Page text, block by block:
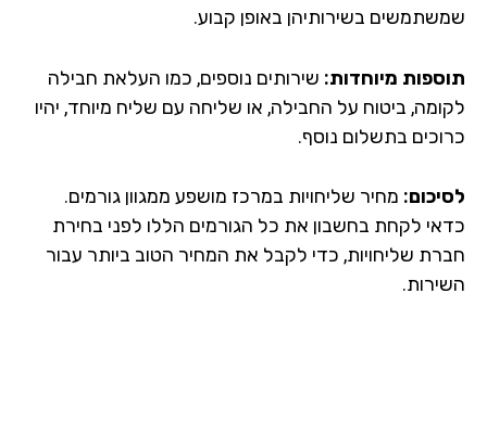
בשירותיהן באופן קבוע.
מיוחדות:שירותים נוספים, כמו העלאת חבילה
ביטוח על החבילה, או שליחה עם שליח מיוחד, יהיו
בתשלום נוסף.
מחיר שליחויות במרכז מושפע ממגוון גורמים.
לקחת בחשבון את כל הגורמים הללו לפני בחירת
שליחויות, כדי לקבל את המחיר הטוב ביותר עבור